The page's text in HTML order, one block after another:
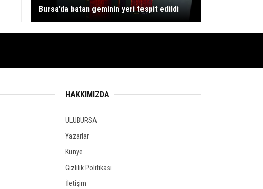
Bursa’da batan geminin yeri tespit edildi
HAKKIMIZDA
ULUBURSA
Yazarlar
Künye
Gizlilik Politikası
İletişim